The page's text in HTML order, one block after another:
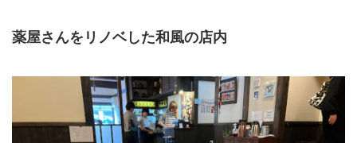
薬屋さんをリノベした和風の店内